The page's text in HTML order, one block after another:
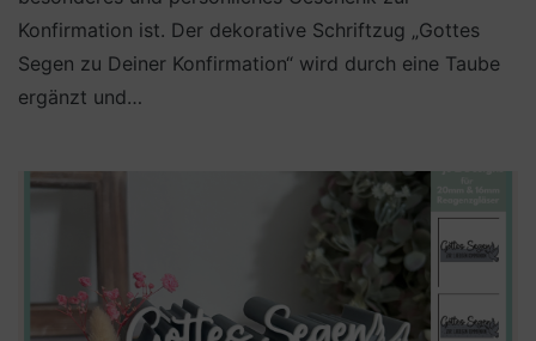
Konfirmation ist. Der dekorative Schriftzug „Gottes
Segen zu Deiner Konfirmation“ wird durch eine Taube
ergänzt und…